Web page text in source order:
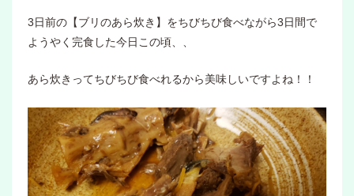
3日前の【ブリのあら炊き】をちびちび食べながら3日間で
ようやく完食した今日この頃、、
あら炊きってちびちび食べれるから美味しいですよね！！